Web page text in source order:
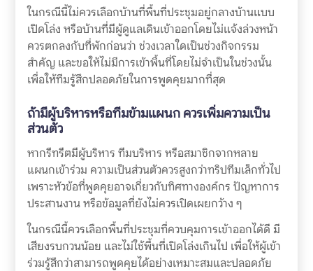
ในกรณีนี้ไม่ควรเลือกบ้านที่พื้นที่ประชุมอยู่กลางบ้านแบบ
เปิดโล่ง หรือบ้านที่มีผู้ดูแลเดินเข้าออกโดยไม่แจ้งล่วงหน้า
ควรตกลงกับที่พักก่อนว่า ช่วงเวลาใดเป็นช่วงกิจกรรม
สำคัญ และขอให้ไม่มีการเข้าพื้นที่โดยไม่จำเป็นในช่วงนั้น
เพื่อให้ทีมรู้สึกปลอดภัยในการพูดคุยมากที่สุด
ถ้ามีผู้บริหารหรือทีมข้ามแผนก ควรเพิ่มความเป็น
ส่วนตัว
หากรีทรีตมีผู้บริหาร ทีมบริหาร หรือสมาชิกจากหลาย
แผนกเข้าร่วม ความเป็นส่วนตัวควรสูงกว่าทริปทีมเล็กทั่วไป
เพราะหัวข้อที่พูดคุยอาจเกี่ยวกับทิศทางองค์กร ปัญหาการ
ประสานงาน หรือข้อมูลที่ยังไม่ควรเปิดเผยกว้าง ๆ
ในกรณีนี้ควรเลือกพื้นที่ประชุมที่ควบคุมการเข้าออกได้ดี มี
เสียงรบกวนน้อย และไม่ใช้พื้นที่เปิดโล่งเกินไป เพื่อให้ผู้เข้า
ร่วมรู้สึกว่าสามารถพูดคุยได้อย่างเหมาะสมและปลอดภัย